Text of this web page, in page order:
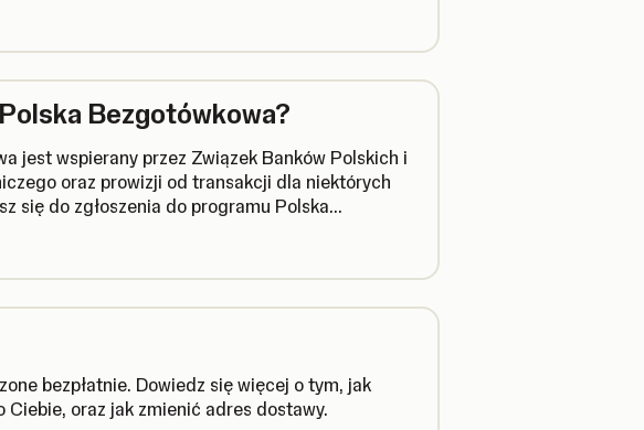
Bezgotówkowa?
jest wspierany przez Związek Banków Polskich i
oraz prowizji od transakcji dla niektórych
się do zgłoszenia do programu Polska
bezpłatnie. Dowiedz się więcej o tym, jak
oraz jak zmienić adres dostawy.